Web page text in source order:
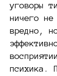
уговоры
ничего
вредно,
психика.